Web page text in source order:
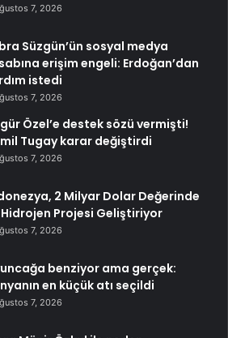
7, 2026
Süzgün’ün sosyal medya
erişim engeli: Erdoğan’dan
istedi
7, 2026
Özel’e destek sözü vermişti!
Tugay karar değiştirdi
7, 2026
2 Milyar Dolar Değerinde
Hidrojen Projesi Geliştiriyor
7, 2026
benziyor ama gerçek:
en küçük atı seçildi
7, 2026